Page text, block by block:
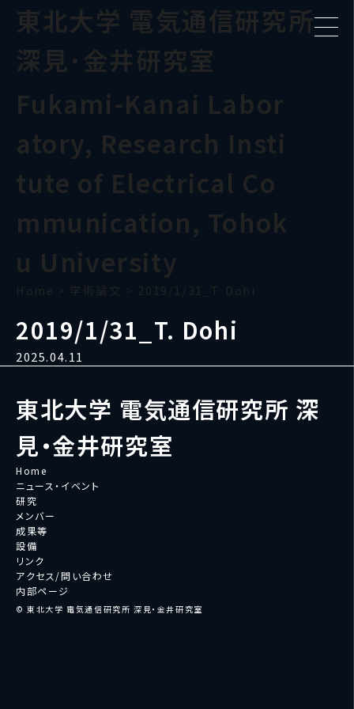
東北大学 電気通信研究所
深見･金井研究室
Fukami-Kanai Labor
atory, Research Insti
tute of Electrical Co
mmunication, Tohok
u University
Home > 学術論文 > 2019/1/31_T. Dohi
2019/1/31_T. Dohi
2025.04.11
東北大学 電気通信研究所 深
見・金井研究室
Home
ニュース・イベント
研究
メンバー
成果等
設備
リンク
アクセス/問い合わせ
内部ページ
© 東北大学 電気通信研究所 深見・金井研究室